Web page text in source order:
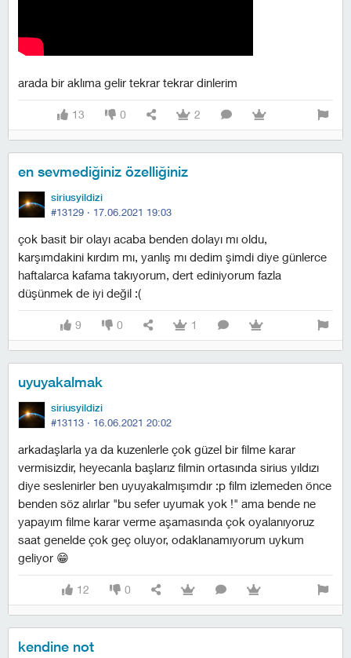
arada bir aklıma gelir tekrar tekrar dinlerim
13 0 2
en sevmediğiniz özelliğiniz
siriusyildizi
#13129 · 17.06.2021 19:03
çok basit bir olayı acaba benden dolayı mı oldu,
karşımdakini kırdım mı, yanlış mı dedim şimdi diye günlerce
haftalarca kafama takıyorum, dert ediniyorum fazla
düşünmek de iyi değil :(
9 0 1
uyuyakalmak
siriusyildizi
#13113 · 16.06.2021 20:02
arkadaşlarla ya da kuzenlerle çok güzel bir filme karar
vermisizdir, heyecanla başlarız filmin ortasında sirius yıldızı
diye seslenirler ben uyuyakalmışımdır :p film izlemeden önce
benden söz alırlar "bu sefer uyumak yok !" ama bende ne
yapayım filme karar verme aşamasında çok oyalanıyoruz
saat genelde çok geç oluyor, odaklanamıyorum uykum
geliyor 😁
12 0
kendine not